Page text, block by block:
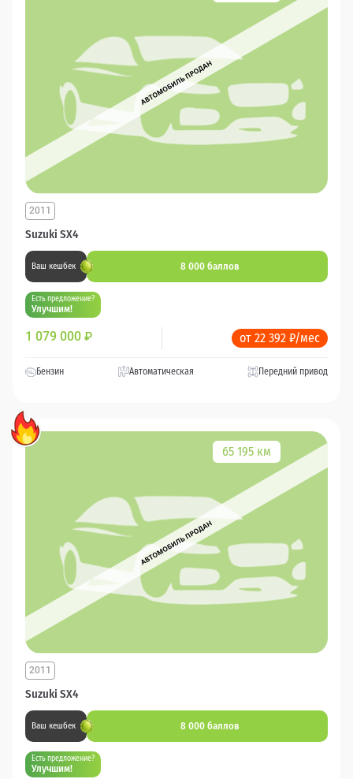
Suzuki SX4
2011
Ваш кешбек 8 000 баллов
Есть предложение?
Улучшим!
1 079 000 ₽ от 22 392 ₽/мес
Бензин Автоматическая Передний привод
65 195 км
Suzuki SX4
2011
Ваш кешбек 8 000 баллов
Есть предложение?
Улучшим!